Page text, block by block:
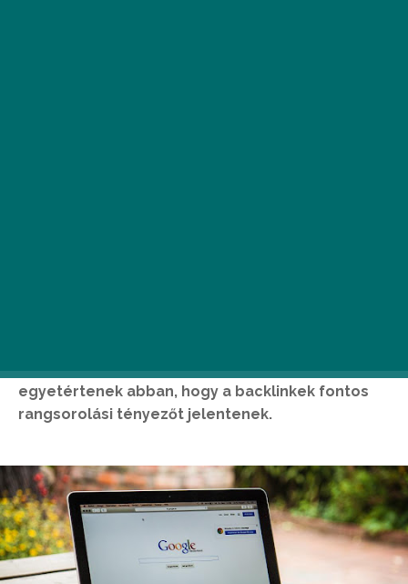
szempontok nem nyilvánosak, a szakértők
egyetértenek abban, hogy a backlinkek fontos
rangsorolási tényezőt jelentenek.